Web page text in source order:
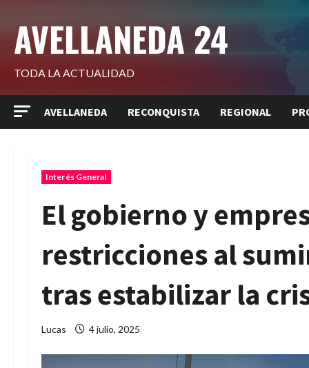
contenido
AVELLANEDA 24
TODA LA ACTUALIDAD
AVELLANEDA RECONQUISTA REGIONAL
Interés General
El gobierno y
restricciones al
tras estabilizar la
Lucas 4 julio, 2025